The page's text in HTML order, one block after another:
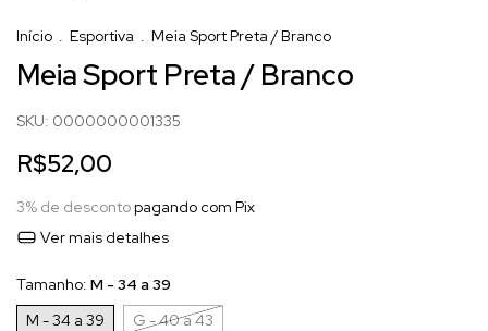
Início . Esportiva . Meia Sport Preta / Branco
Meia Sport Preta / Branco
SKU: 0000000001335
R$52,00
3% de descontopagando com Pix
Ver mais detalhes
Tamanho: M - 34 a 39
M - 34 a 39
G - 40 a 43